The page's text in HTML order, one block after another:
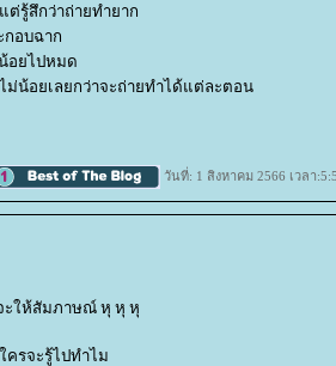
ต่รู้สึกว่าถ่ายทำยาก
กอบฉาก
อยไปหมด
ม่น้อยเลยกว่าจะถ่ายทำได้แต่ละตอน
วันที่: 1 สิงหาคม 2566 เวลา
ให้สัมภาษณ์ หุ หุ หุ
รจะรู้ไปทำไม